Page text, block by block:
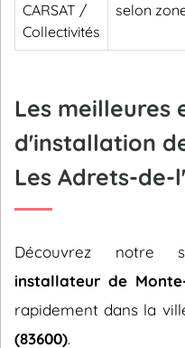
CARSAT /
Collectivités
selon
Les meilleures
d'installation
Les Adrets-de-
Découvrez notre
installateur de
rapidement dans la
(83600).